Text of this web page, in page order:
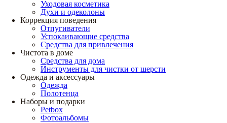
Уходовая косметика
Духи и одеколоны
Коррекция поведения
Отпугиватели
Успокаивающие средства
Средства для привлечения
Чистота в доме
Средства для дома
Инструменты для чистки от шерсти
Одежда и аксессуары
Одежда
Полотенца
Наборы и подарки
Petbox
Фотоальбомы